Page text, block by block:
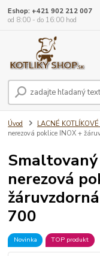
Eshop: +421 902 212 007
od 8:00 - do 16:00 hod
Úvod LACNÉ
nerezová poklice INOX +
nerezová
700
Novinka TOP produkt